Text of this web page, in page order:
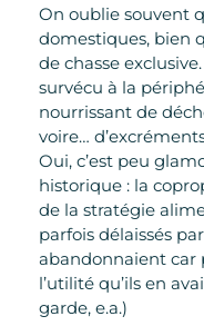
On oublie souvent
domestiques, bien
de chasse
survécu à la
nourrissant de
voire…
Oui, c’est peu
historique : la
de la stratégie
parfois délaissés
abandonnaient car
l’utilité qu’ils en
garde, e.a.)